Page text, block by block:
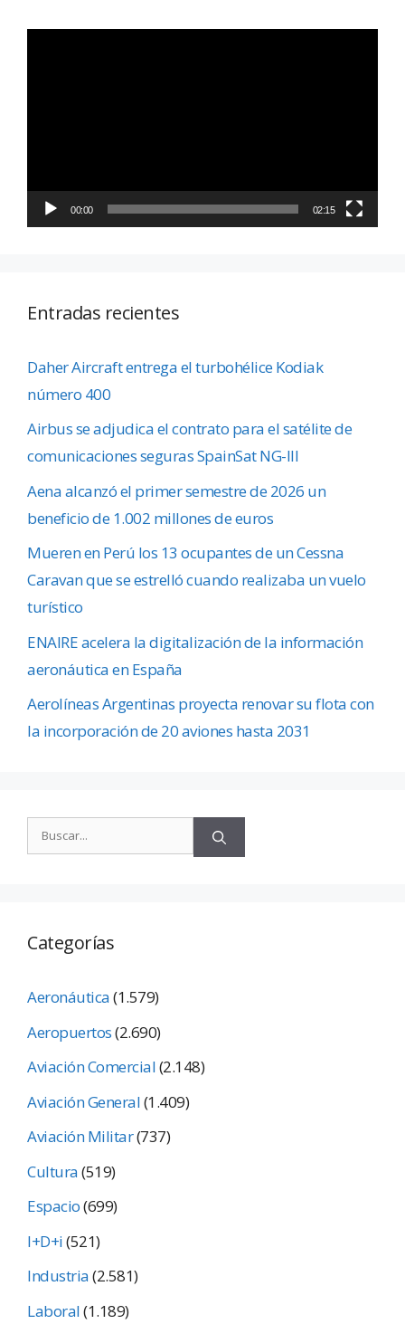
00:00 02:15
Entradas recientes
Daher Aircraft entrega el turbohélice Kodiak
número 400
Airbus se adjudica el contrato para el satélite de
comunicaciones seguras SpainSat NG-III
Aena alcanzó el primer semestre de 2026 un
beneficio de 1.002 millones de euros
Mueren en Perú los 13 ocupantes de un Cessna
Caravan que se estrelló cuando realizaba un vuelo
turístico
ENAIRE acelera la digitalización de la información
aeronáutica en España
Aerolíneas Argentinas proyecta renovar su flota con
la incorporación de 20 aviones hasta 2031
Categorías
Aeronáutica(1.579)
Aeropuertos(2.690)
Aviación Comercial(2.148)
Aviación General(1.409)
Aviación Militar(737)
Cultura(519)
Espacio(699)
I+D+i(521)
Industria(2.581)
Laboral(1.189)